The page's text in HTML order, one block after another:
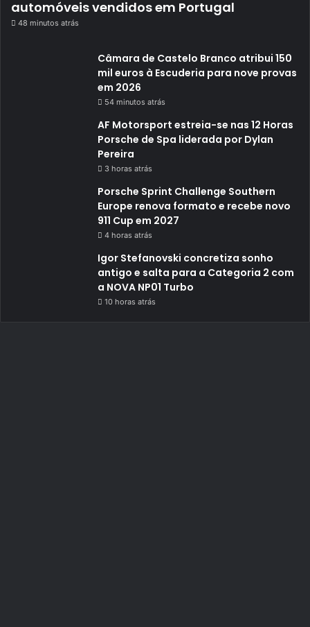
automóveis vendidos em Portugal
48 minutos atrás
Câmara de Castelo Branco atribui 150
mil euros à Escuderia para nove provas
em 2026
54 minutos atrás
AF Motorsport estreia-se nas 12 Horas
Porsche de Spa liderada por Dylan
Pereira
3 horas atrás
Porsche Sprint Challenge Southern
Europe renova formato e recebe novo
911 Cup em 2027
4 horas atrás
Igor Stefanovski concretiza sonho
antigo e salta para a Categoria 2 com
a NOVA NP01 Turbo
10 horas atrás